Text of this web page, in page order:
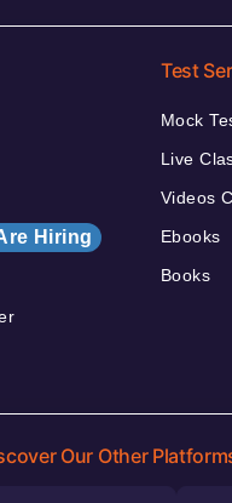
Hiring
Test
Mock
Live
Videos
Ebooks
Books
Our Other